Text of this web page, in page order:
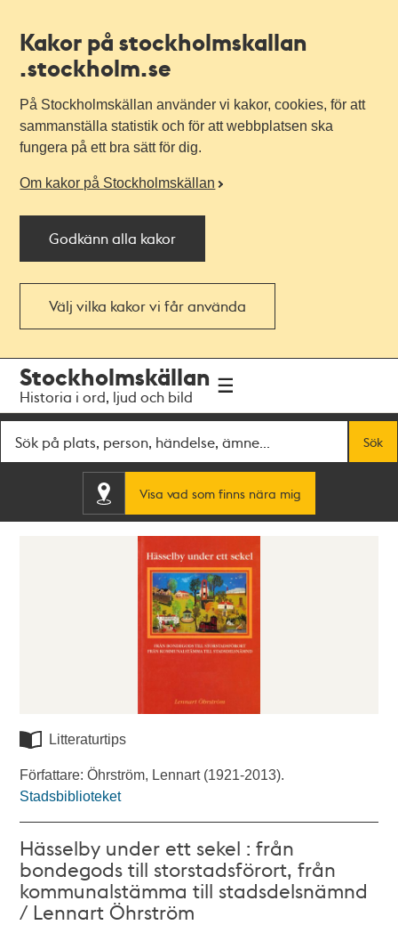
Kakor på stockholmskallan
.stockholm.se
På Stockholmskällan använder vi kakor, cookies, för att
sammanställa statistik och för att webbplatsen ska
fungera på ett bra sätt för dig.
Om kakor på Stockholmskällan
Godkänn alla kakor
Välj vilka kakor vi får använda
navigationen
huvudinnehållet
Stockholmskällan
Historia i ord, ljud och bild
Sök
Visa vad som finns nära mig
Litteraturtips
Författare: Öhrström, Lennart (1921-2013).
Stadsbiblioteket
Hässelby under ett sekel : från
bondegods till storstadsförort, från
kommunalstämma till stadsdelsnämnd
/ Lennart Öhrström